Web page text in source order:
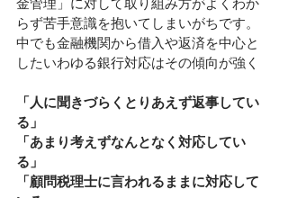
金管理」に対して取り組み方がよくわか
らず苦手意識を抱いてしまいがちです。
中でも金融機関から借入や返済を中心と
したいわゆる銀行対応はその傾向が強く
「人に聞きづらくとりあえず返事してい
る」
「あまり考えずなんとなく対応してい
る」
「顧問税理士に言われるままに対応して